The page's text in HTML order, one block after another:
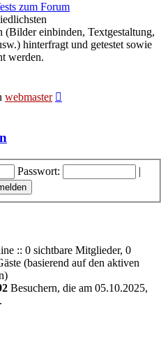
zum Forum
(Bilder einbinden, Textgestaltung,
hinterfragt und getestet sowie
werden.
webmaster
Passwort:
|
:: 0 sichtbare Mitglieder, 0
(basierend auf den aktiven
Besuchern, die am 05.10.2025,